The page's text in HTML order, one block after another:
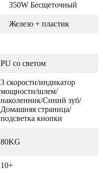
350W Бесщеточный
Железо + пластик
PU со светом
3 скорости/индикатор
мощности/шлем/
наколенник/Синий зуб/
Домашняя страница/
подсветка кнопки
80KG
10+